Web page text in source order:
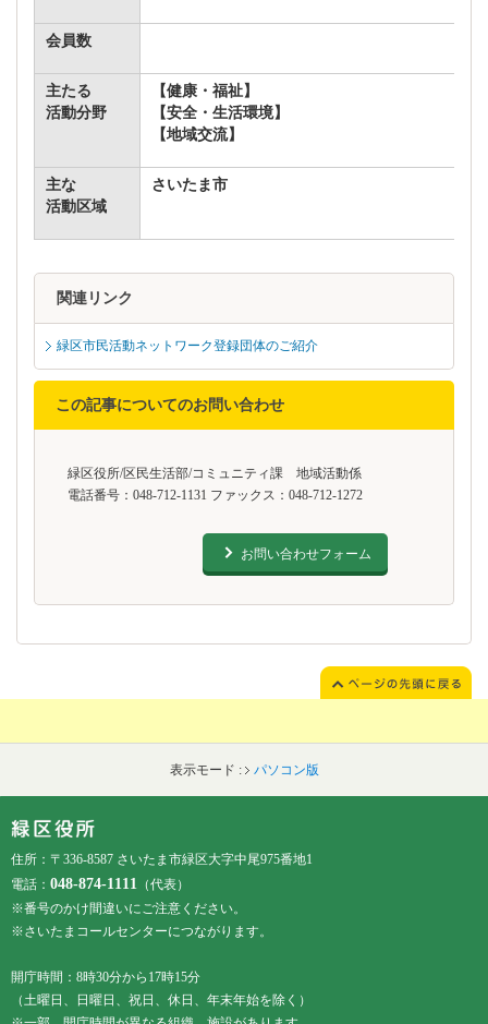
会員数
主たる
活動分野
【健康・福祉】
【安全・生活環境】
【地域交流】
主な
活動区域
さいたま市
関連リンク
緑区市民活動ネットワーク登録団体のご紹介
この記事についてのお問い合わせ
緑区役所/区民生活部/コミュニティ課 地域活動係
電話番号：048-712-1131 ファックス：048-712-1272
お問い合わせフォーム
表示モード : パソコン版
住所：〒336-8587 さいたま市緑区大字中尾975番地1
電話： 048-874-1111 （代表）
※番号のかけ間違いにご注意ください。
※さいたまコールセンターにつながります。
開庁時間：8時30分から17時15分
（土曜日、日曜日、祝日、休日、年末年始を除く）